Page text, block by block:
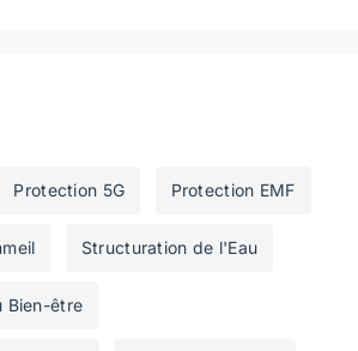
Protection 5G Protection EMF
Structuration de l'Eau
Bien-être